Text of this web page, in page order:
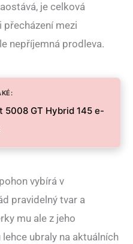
je celková
přecházení mezi
nepříjemná prodleva.
5008 GT Hybrid 145 e-
vybírá v
pravidelný tvar a
mu ale z jeho
ubraly na aktuálních